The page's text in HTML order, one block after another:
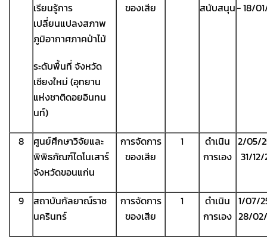
เรียนรู้การ
เปลี่ยนแปลงสภาพ
ภูมิอากาศภาคป่าไม้
ระดับพื้นที่ จังหวัด
เชียงใหม่ (อุทยาน
แห่งชาติดอยอินทน
นท์)
ของเสีย
สนับสนุน- 18/
8
ศูนย์ศึกษาวิจัยและ
พิพิธภัณฑ์ไดโนเสาร์
จังหวัดขอนแก่น
การจัดการ
ของเสีย
1
ดำเนิน
การเอง
2/05/
31/
9
สถาบันกัลยาณ์ราช
นครินทร์
การจัดการ
ของเสีย
1
ดำเนิน
การเอง
1/07/
28/